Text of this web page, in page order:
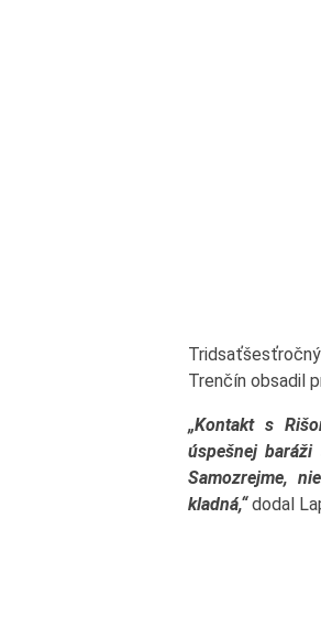
Trenčín obsadil
„Kontakt s
úspešnej
Samozrejme,
kladná,“dodal